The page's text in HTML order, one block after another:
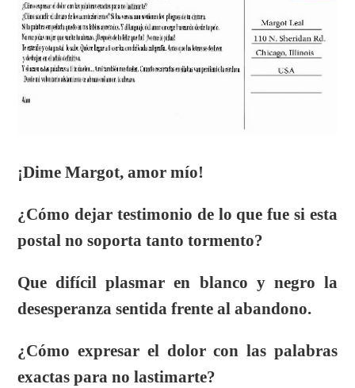
¡Dime Margot, amor mío!
¿Cómo dejar testimonio de lo que fue si esta
postal no soporta tanto tormento?
Que difícil plasmar en blanco y negro la
desesperanza sentida frente al abandono.
¿Cómo expresar el dolor con las palabras
exactas para no lastimarte?